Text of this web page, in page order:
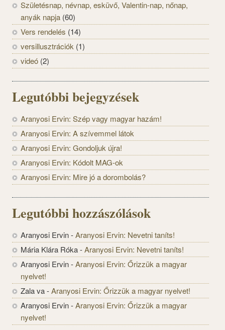
Születésnap, névnap, esküvő, Valentin-nap, nőnap,
anyák napja (60)
Vers rendelés (14)
versillusztrációk (1)
videó (2)
Legutóbbi bejegyzések
Aranyosi Ervin: Szép vagy magyar hazám!
Aranyosi Ervin: A szívemmel látok
Aranyosi Ervin: Gondoljuk újra!
Aranyosi Ervin: Kódolt MAG-ok
Aranyosi Ervin: Mire jó a dorombolás?
Legutóbbi hozzászólások
Aranyosi Ervin-Aranyosi Ervin: Nevetni taníts!
Mária Klára Róka-Aranyosi Ervin: Nevetni taníts!
Aranyosi Ervin-Aranyosi Ervin: Őrizzük a magyar
nyelvet!
Zala va-Aranyosi Ervin: Őrizzük a magyar nyelvet!
Aranyosi Ervin-Aranyosi Ervin: Őrizzük a magyar
nyelvet!